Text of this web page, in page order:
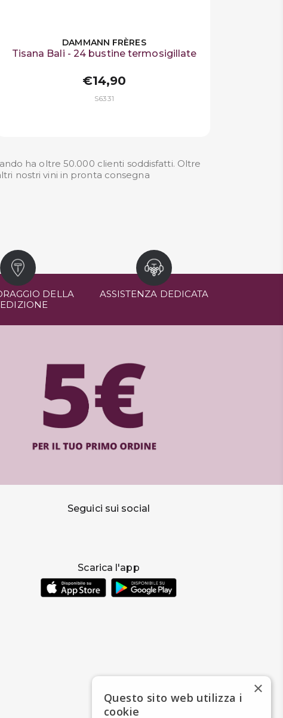
DAMMANN FRÈRES
Tisana Bali - 24 bustine termosigillate
€14,90
S6331
ha oltre 50.000 clienti soddisfatti. Oltre
nostrivini in pronta consegna
DELLA
ASSISTENZA DEDICATA
Seguici sui social
Scarica l'app
×
Questo sito web utilizza i
cookie